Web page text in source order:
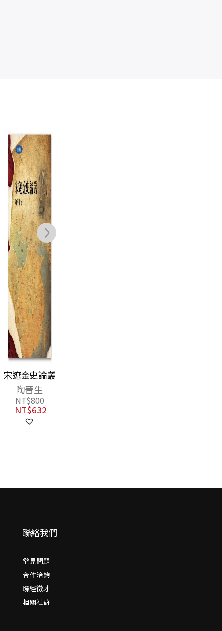
宋遼金史論叢
陶晉生
NT$800
NT$632
聯絡我們
常見問題
合作洽詢
聯經徵才
相關社群